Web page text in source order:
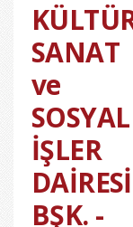
SANAT
ve
SOSYAL
İŞLER
DAİRESİ
BŞK. -